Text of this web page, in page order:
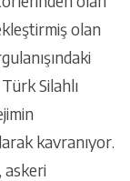
olan
Silahlı
kavranıyor.
askeri